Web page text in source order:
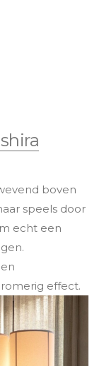
boven
speels door
echt een
effect.